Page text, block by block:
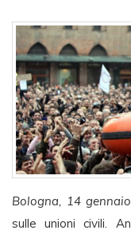
Bologna, 14
sulle unioni civili.